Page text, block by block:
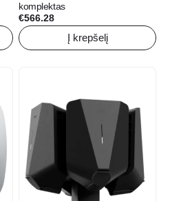
komplektas
€566.28
Į krepšelį